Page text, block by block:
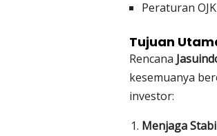
Peraturan
Tujuan
Rencana
kesemuanya
investor:
Menjaga